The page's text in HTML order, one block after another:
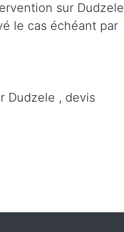
sur Dudzele
le cas échéant par
Dudzele , devis